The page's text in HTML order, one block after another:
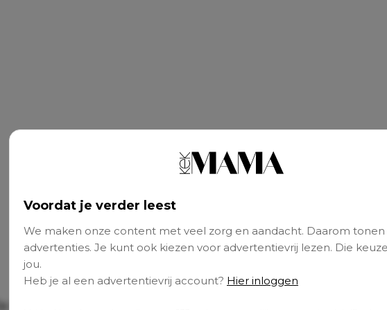
Voordat je verder leest
We maken onze content met veel zorg en aandacht. Daarom tonen
advertenties. Je kunt ook kiezen voor advertentievrij lezen. Die
jou.
Heb je al een advertentievrij account? Hier inloggen
Je kind veilig laten slapen, doe je niet alleen door het